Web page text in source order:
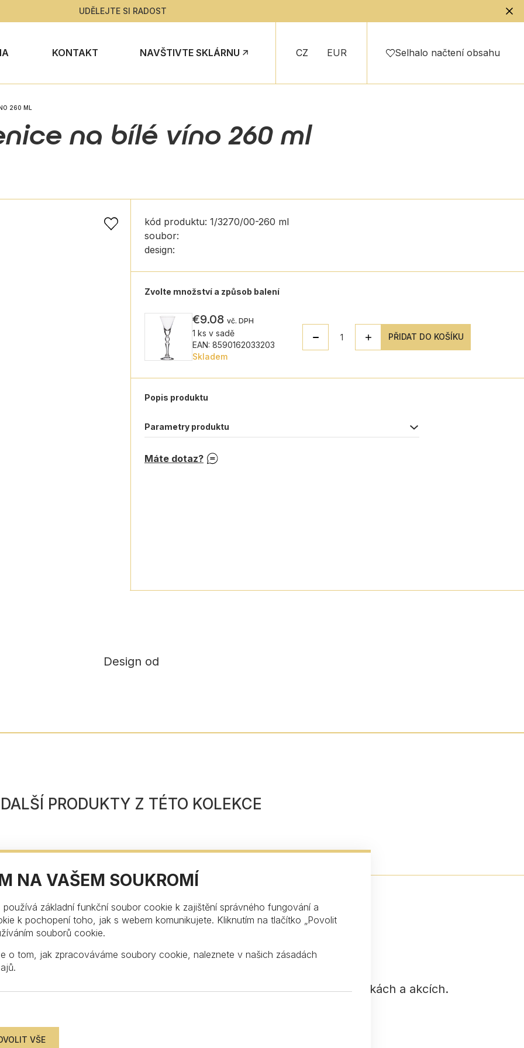
NA VAŠEM SOUKROMÍ
základní funkční soubor cookie k zajištění správného fungování a
k pochopení toho, jak s webem komunikujete. Kliknutím na tlačítko „Povolit
souborů cookie.
o tom, jak zpracováváme soubory cookie, naleznete v našich zásadách
.
UDĚLEJTE SI RADOST
KONTAKT NAVŠTIVTE SKLÁRNU CZ EUR Selhalo načtení obsahu
260 ML
na bílé víno 260 ml
kód produktu: 1/3270/00-260 ml
soubor:
design:
Zvolte množství a způsob balení
€9.08 vč. DPH
1 ks v sadě
EAN: 8590162033203
Skladem
PŘIDAT DO KOŠÍKU
Popis produktu
Parametry produktu
Máte dotaz?
Design od
DALŠÍ PRODUKTY Z TÉTO KOLEKCE
ZŮSTAŇTE V KONTAKTU
a buďte tak mezi prvními, kdo se dozví o našich novinkách a akcích.